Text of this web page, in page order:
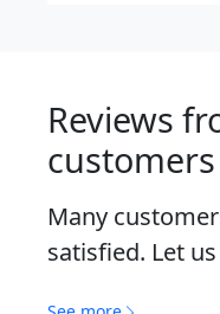
Reviews
customers
Many
satisfied. Let